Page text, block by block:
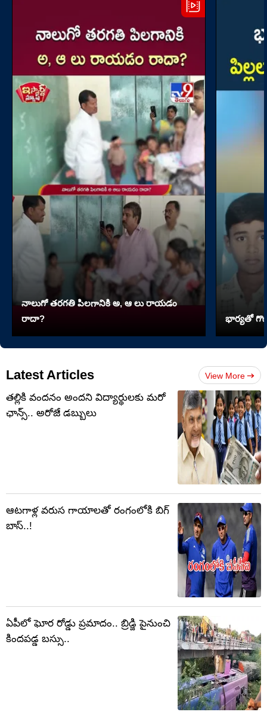
నాలుగో త‌ర‌గతి పిలగానికి అ, ఆ లు రాయ‌డం
రాదా?
భార్యతో
Latest Articles View More
తల్లికి వందనం అందని విద్యార్థులకు మరో
ఛాన్స్.. అరోజే డబ్బులు
ఆటగాళ్ల వరుస గాయాలతో రంగంలోకి బిగ్
బాస్..!
ఏపీలో ఘోర రోడ్డు ప్రమాదం.. బ్రిడ్జి పైనుంచి
కిందపడ్డ బస్సు..